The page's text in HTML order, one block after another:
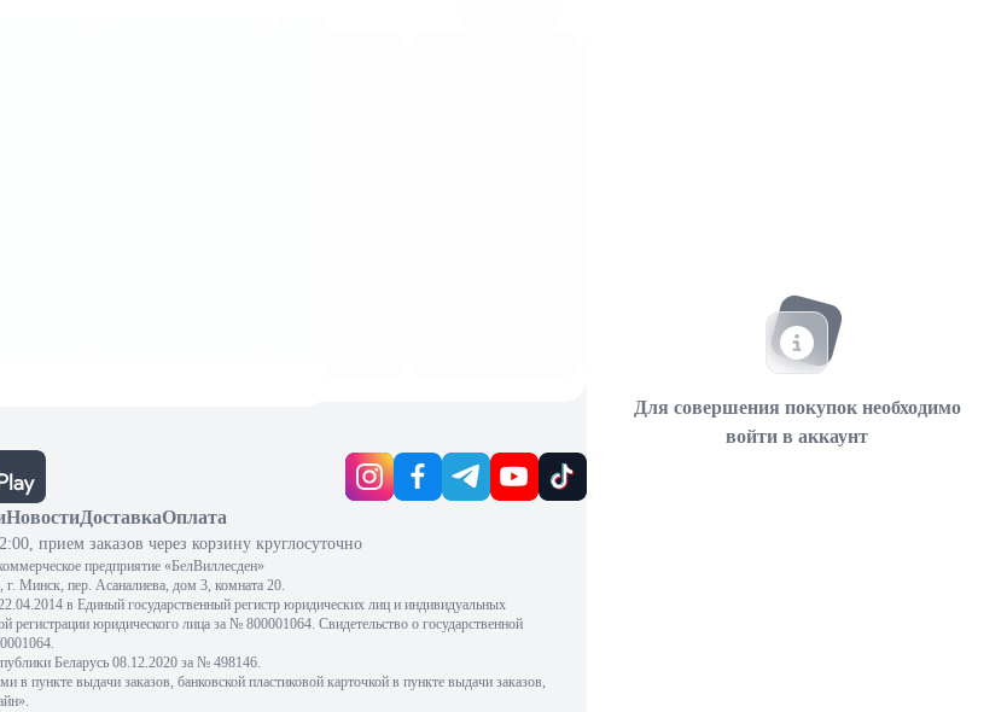
НовостиДоставкаОплата
прием заказов через корзину круглосуточно
предприятие «БелВиллесден»
Минск, пер. Асаналиева, дом 3, комната 20.
в Единый государственный регистр юридических лиц и индивидуальных
регистрации юридического лица за № 800001064. Свидетельство о государственной
Беларусь 08.12.2020 за № 498146.
пункте выдачи заказов, банковской пластиковой карточкой в пункте выдачи заказов,
Для совершения покупок необходимо
войти в аккаунт